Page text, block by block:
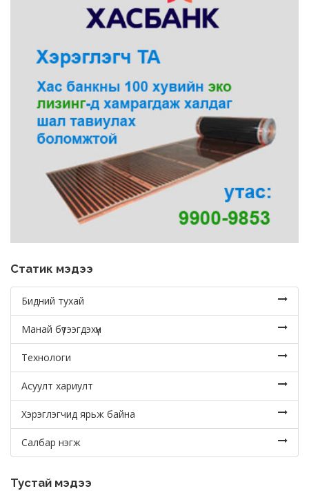
Статик мэдээ
Бидний тухай
Манай бүтээгдэхүүн
Технологи
Асуулт хариулт
Хэрэглэгчид ярьж байна
Салбар нэгж
Тустай мэдээ